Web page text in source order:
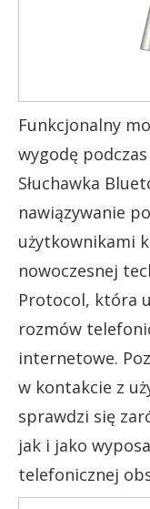
Funkcjonalny
wygodę
Słuchawka
nawiązywanie
użytkownikami
nowoczesnej
Protocol, która
rozmów
internetowe.
w kontakcie z
sprawdzi się
jak i jako
telefonicznej